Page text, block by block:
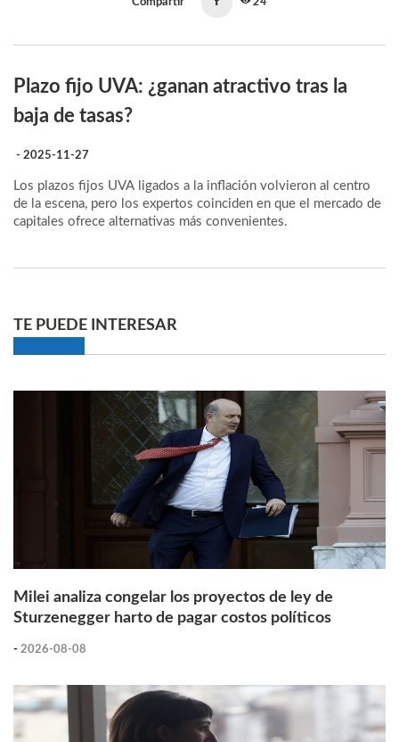
Plazo fijo UVA: ¿ganan atractivo tras la
baja de tasas?
- 2025-11-27
Los plazos fijos UVA ligados a la inflación volvieron al centro
de la escena, pero los expertos coinciden en que el mercado de
capitales ofrece alternativas más convenientes.
TE PUEDE INTERESAR
Milei analiza congelar los proyectos de ley de
Sturzenegger harto de pagar costos políticos
- 2026-08-08